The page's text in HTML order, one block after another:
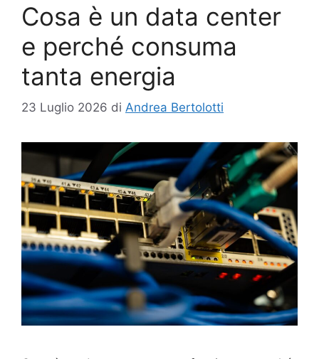
Cosa è un data center
e perché consuma
tanta energia
23 Luglio 2026 di Andrea Bertolotti